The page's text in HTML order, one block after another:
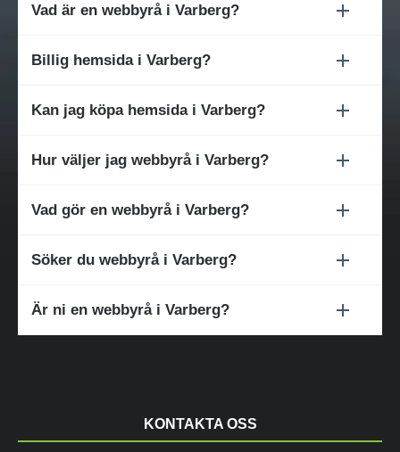
Vad är en webbyrå i Varberg?
Billig hemsida i Varberg?
Kan jag köpa hemsida i Varberg?
Hur väljer jag webbyrå i Varberg?
Vad gör en webbyrå i Varberg?
Söker du webbyrå i Varberg?
Är ni en webbyrå i Varberg?
KONTAKTA OSS